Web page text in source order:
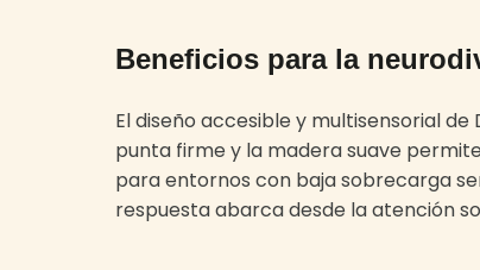
Beneficios para la
El diseño accesible y multisensorial
punta firme y la madera suave
para entornos con baja sobrecarga
respuesta abarca desde la atención